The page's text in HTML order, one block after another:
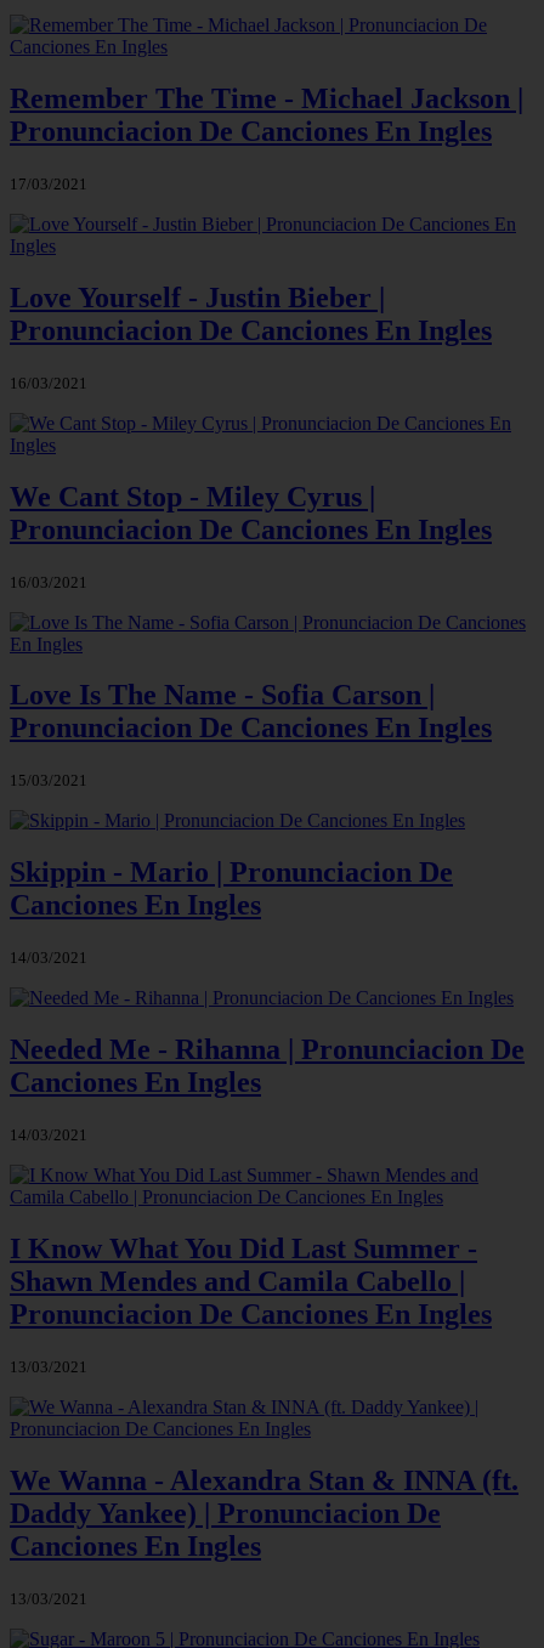
Remember The Time - Michael Jackson |
Pronunciacion De Canciones En Ingles
17/03/2021
Love Yourself - Justin Bieber |
Pronunciacion De Canciones En Ingles
16/03/2021
We Cant Stop - Miley Cyrus |
Pronunciacion De Canciones En Ingles
16/03/2021
Love Is The Name - Sofia Carson |
Pronunciacion De Canciones En Ingles
15/03/2021
Skippin - Mario | Pronunciacion De
Canciones En Ingles
14/03/2021
Needed Me - Rihanna | Pronunciacion De
Canciones En Ingles
14/03/2021
I Know What You Did Last Summer -
Shawn Mendes and Camila Cabello |
Pronunciacion De Canciones En Ingles
13/03/2021
We Wanna - Alexandra Stan & INNA (ft.
Daddy Yankee) | Pronunciacion De
Canciones En Ingles
13/03/2021